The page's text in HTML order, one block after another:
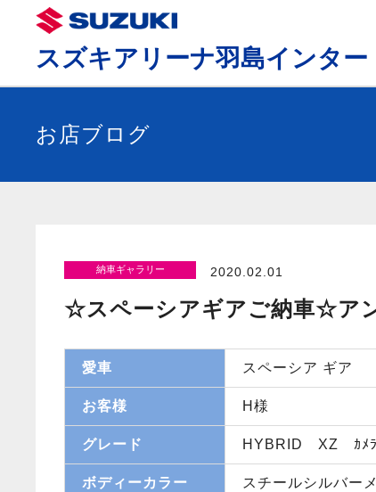
スズキアリーナ羽島インター
お店ブログ
納車ギャラリー 2020.02.01
☆スペーシアギアご納車☆ア
愛車 スペーシア ギア
お客様 H様
グレード HYBRID XZ ｶﾒ
ボディーカラー スチールシルバー